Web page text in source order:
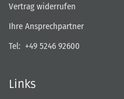
Vertrag widerrufen
Ihre Ansprechpartner
Tel: +49 5246 92600
Links